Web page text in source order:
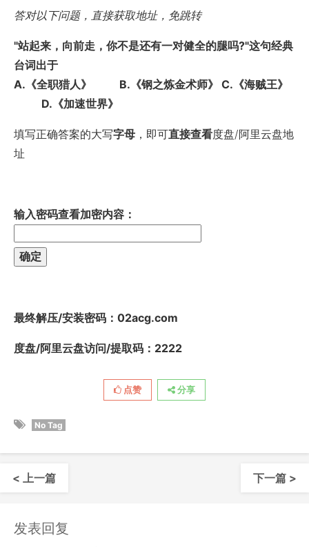
答对以下问题，直接获取地址，免跳转
"站起来，向前走，你不是还有一对健全的腿吗?"这句经典
台词出于
A.《全职猎人》 B.《钢之炼金术师》 C.《海贼王》
D.《加速世界》
填写正确答案的大写字母 ，即可直接查看度盘/阿里云盘地
址
输入密码查看加密内容：
最终解压/安装密码 ：02acg.com
度盘/阿里云盘访问/提取码：2222
点赞 分享
No Tag
< 上一篇 下一篇 >
发表回复